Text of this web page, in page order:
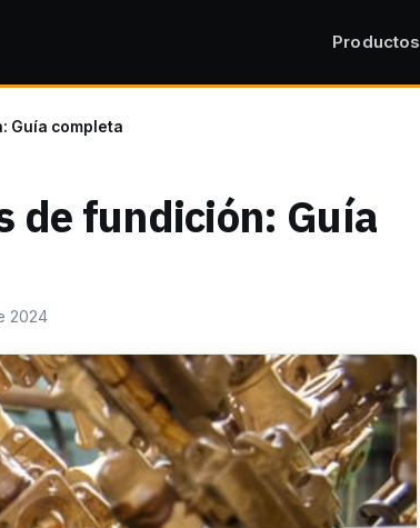
Productos
Guía completa
de fundición: Guía
2024